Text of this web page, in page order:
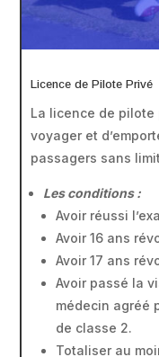
Licence de Pilote Privé
La licence de pilote
voyager et
passagers sans
Les conditions :
Avoir réussi
Avoir 16 ans
Avoir 17 ans
Avoir passé la
médecin agréé
de classe 2.
Totaliser au